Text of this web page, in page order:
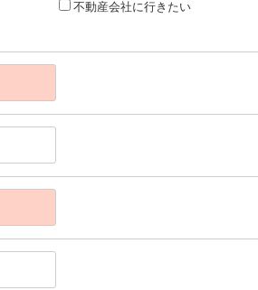
不動産会社に行きたい